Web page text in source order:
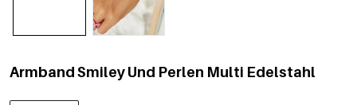
Armband Smiley Und Perlen Multi Edelstahl